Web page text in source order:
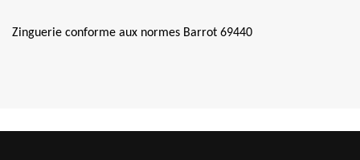
Zinguerie conforme aux normes Barrot 69440